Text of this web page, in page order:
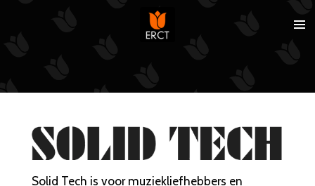
Solid Tech is voor muziekliefhebbers en